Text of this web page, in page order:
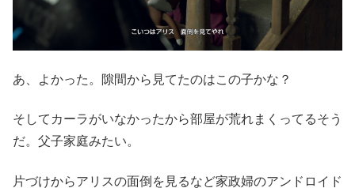
あ、よかった。隙間から見てたのはこの子かな？
そしてカーラがいなかったから部屋が荒れまくってるそう
だ。父子家庭みたい。
片づけからアリスの面倒を見るなど家政婦のアンドロイド